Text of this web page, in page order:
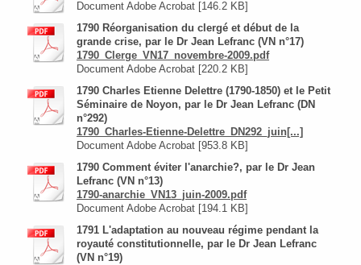
Document Adobe Acrobat [146.2 KB]
1790 Réorganisation du clergé et début de la
grande crise, par le Dr Jean Lefranc (VN n°17)
1790_Clerge_VN17_novembre-2009.pdf
Document Adobe Acrobat [220.2 KB]
1790 Charles Etienne Delettre (1790-1850) et le Petit
Séminaire de Noyon, par le Dr Jean Lefranc (DN
n°292)
1790_Charles-Etienne-Delettre_DN292_juin[...]
Document Adobe Acrobat [953.8 KB]
1790 Comment éviter l'anarchie?, par le Dr Jean
Lefranc (VN n°13)
1790-anarchie_VN13_juin-2009.pdf
Document Adobe Acrobat [194.1 KB]
1791 L'adaptation au nouveau régime pendant la
royauté constitutionnelle, par le Dr Jean Lefranc
(VN n°19)